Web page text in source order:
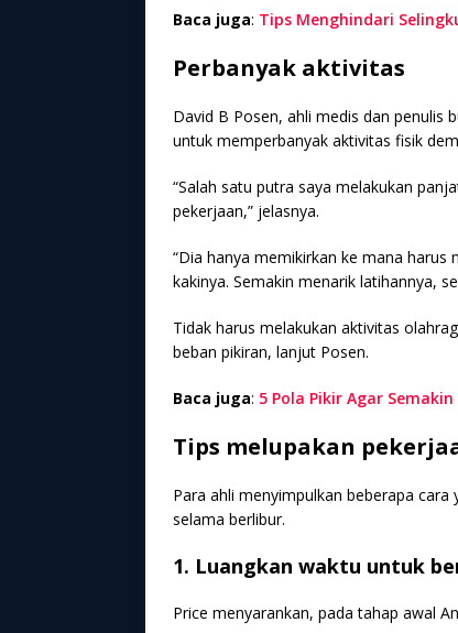
Baca juga: Tips Menghindari
Perbanyak aktivitas
David B Posen, ahli medis dan penulis
untuk memperbanyak aktivitas fisik
“Salah satu putra saya melakukan
pekerjaan,” jelasnya.
“Dia hanya memikirkan ke mana
kakinya. Semakin menarik latihannya,
Tidak harus melakukan aktivitas
beban pikiran, lanjut Posen.
Baca juga: 5 Pola Pikir Agar
Tips melupakan
Para ahli menyimpulkan beberapa
selama berlibur.
1. Luangkan waktu untuk
Price menyarankan, pada tahap awal